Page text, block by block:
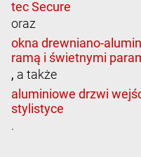
oraz
, a także
.